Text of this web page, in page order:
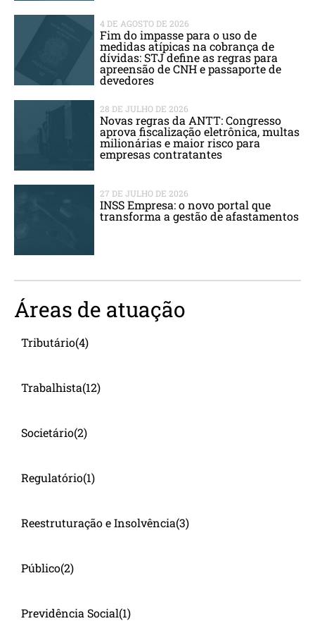
4 DE AGOSTO DE 2026
Fim do impasse para o uso de
medidas atípicas na cobrança de
dívidas: STJ define as regras para
apreensão de CNH e passaporte de
devedores
28 DE JULHO DE 2026
Novas regras da ANTT: Congresso
aprova fiscalização eletrônica, multas
milionárias e maior risco para
empresas contratantes
27 DE JULHO DE 2026
INSS Empresa: o novo portal que
transforma a gestão de afastamentos
Áreas de atuação
Tributário(4)
Trabalhista(12)
Societário(2)
Regulatório(1)
Reestruturação e Insolvência(3)
Público(2)
Previdência Social(1)